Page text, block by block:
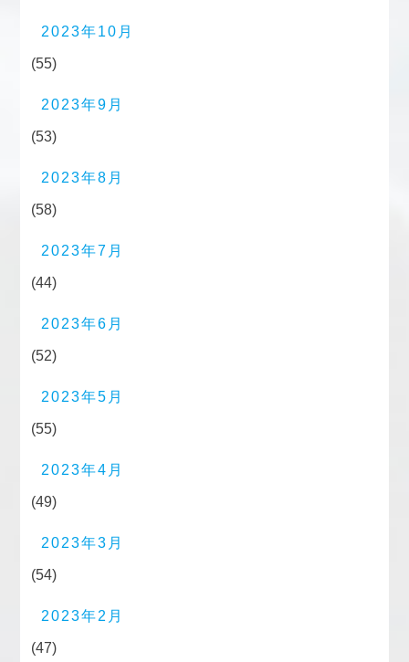
2023年10月
(55)
2023年9月
(53)
2023年8月
(58)
2023年7月
(44)
2023年6月
(52)
2023年5月
(55)
2023年4月
(49)
2023年3月
(54)
2023年2月
(47)